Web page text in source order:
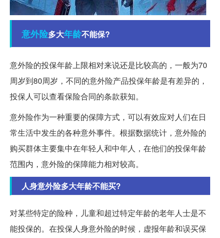
意外险多大年龄不能保?
意外险的投保年龄上限相对来说还是比较高的，一般为70
周岁到80周岁，不同的意外险产品投保年龄是有差异的，
投保人可以查看保险合同的条款获知。
意外险作为一种重要的保障方式，可以有效应对人们在日
常生活中发生的各种意外事件。根据数据统计，意外险的
购买群体主要集中在年轻人和中年人，在他们的投保年龄
范围内，意外险的保障能力相对较高。
人身意外险多大年龄不能买?
对某些特定的险种，儿童和超过特定年龄的老年人士是不
能投保的。在投保人身意外险的时候，虚报年龄和误买保